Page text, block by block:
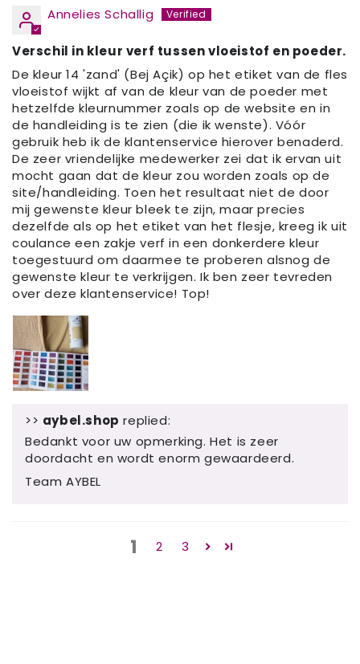
Annelies Schallig
Verschil in kleur verf tussen vloeistof en poeder.
De kleur 14 'zand' (Bej Açik) op het etiket van de fles
vloeistof wijkt af van de kleur van de poeder met
hetzelfde kleurnummer zoals op de website en in
de handleiding is te zien (die ik wenste). Vóór
gebruik heb ik de klantenservice hierover benaderd.
De zeer vriendelijke medewerker zei dat ik ervan uit
mocht gaan dat de kleur zou worden zoals op de
site/handleiding. Toen het resultaat niet de door
mij gewenste kleur bleek te zijn, maar precies
dezelfde als op het etiket van het flesje, kreeg ik uit
coulance een zakje verf in een donkerdere kleur
toegestuurd om daarmee te proberen alsnog de
gewenste kleur te verkrijgen. Ik ben zeer tevreden
over deze klantenservice! Top!
>> aybel.shop replied:
Bedankt voor uw opmerking. Het is zeer
doordacht en wordt enorm gewaardeerd.
Team AYBEL
1 2 3